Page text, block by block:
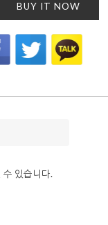
BUY IT NOW
수 있습니다.